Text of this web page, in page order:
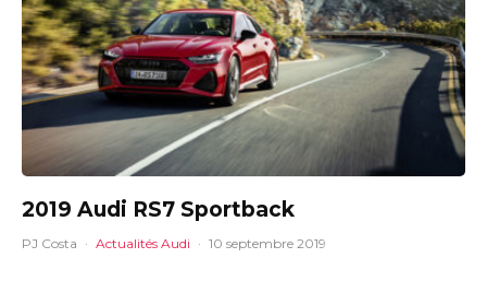
2019 Audi RS7 Sportback
PJ Costa · Actualités Audi · 10 septembre 2019